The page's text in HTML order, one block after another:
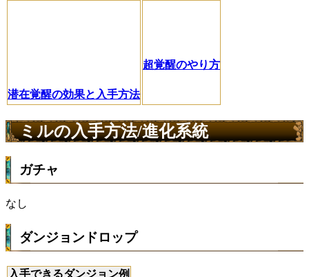
潜在覚醒の効果と入手方法
超覚醒のやり方
ミルの入手方法/進化系統
ガチャ
なし
ダンジョンドロップ
入手できるダンジョン例